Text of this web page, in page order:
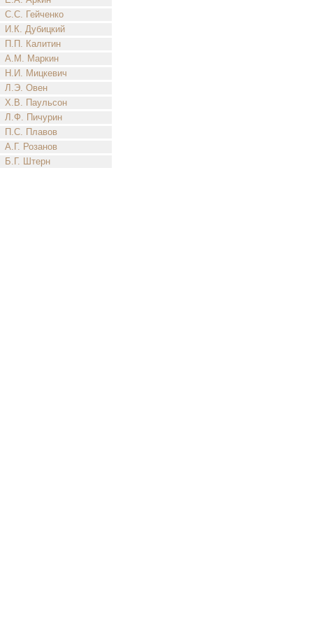
С.С. Гейченко
И.К. Дубицкий
П.П. Калитин
А.М. Маркин
Н.И. Мицкевич
Л.Э. Овен
Х.В. Паульсон
Л.Ф. Пичурин
П.С. Плавов
А.Г. Розанов
Б.Г. Штерн